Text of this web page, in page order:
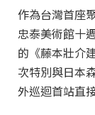
作為台灣首座
忠泰美術館十
的《藤本壯介
次特別與日本
外巡迴首站直